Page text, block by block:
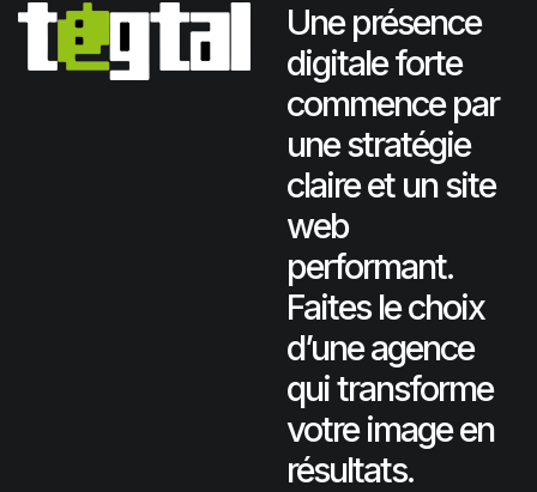
Une présence
digitale forte
commence par
une stratégie
claire et un site
web
performant.
Faites le choix
d’une agence
qui transforme
votre image en
résultats.